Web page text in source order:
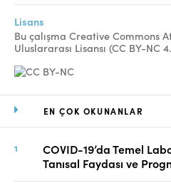
EN ÇOK OKUNANLAR
COVID-19’da Temel
Tanısal Faydası ve
Lisans
Bu çalışma Creative Commons
Uluslararası Lisansı (CC BY-NC